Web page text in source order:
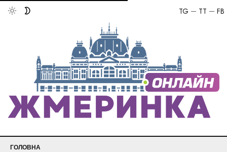
FB
TT
TG
ГОЛОВНА